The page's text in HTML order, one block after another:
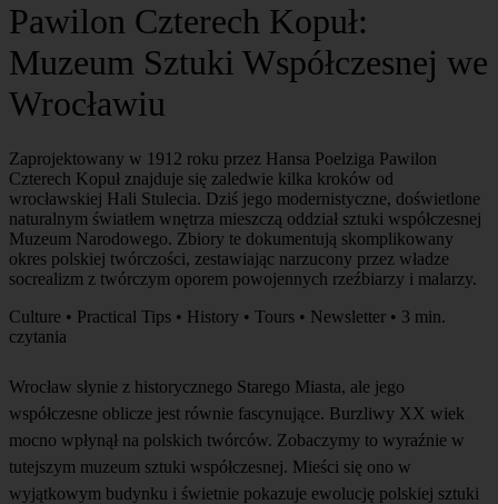
Pawilon Czterech Kopuł:
Muzeum Sztuki Współczesnej we
Wrocławiu
Zaprojektowany w 1912 roku przez Hansa Poelziga Pawilon
Czterech Kopuł znajduje się zaledwie kilka kroków od
wrocławskiej Hali Stulecia. Dziś jego modernistyczne, doświetlone
naturalnym światłem wnętrza mieszczą oddział sztuki współczesnej
Muzeum Narodowego. Zbiory te dokumentują skomplikowany
okres polskiej twórczości, zestawiając narzucony przez władze
socrealizm z twórczym oporem powojennych rzeźbiarzy i malarzy.
Culture • Practical Tips • History • Tours • Newsletter • 3 min.
czytania
Wrocław słynie z historycznego Starego Miasta, ale jego
współczesne oblicze jest równie fascynujące. Burzliwy XX wiek
mocno wpłynął na polskich twórców. Zobaczymy to wyraźnie w
tutejszym muzeum sztuki współczesnej. Mieści się ono w
wyjątkowym budynku i świetnie pokazuje ewolucję polskiej sztuki